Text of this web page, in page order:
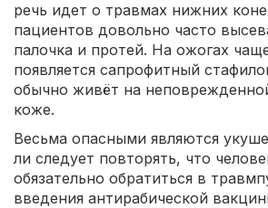
речь идет о травмах нижних
пациентов довольно часто
палочка и протей. На ожогах
появляется сапрофитный
обычно живёт на
коже.
Весьма опасными являются
ли следует повторять, что
обязательно обратиться в
введения антирабической